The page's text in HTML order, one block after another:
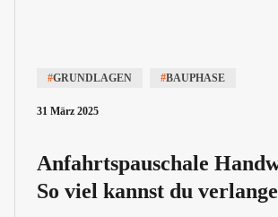
#GRUNDLAGEN #BAUPHASE
31 März 2025
Anfahrtspauschale
So viel kannst du